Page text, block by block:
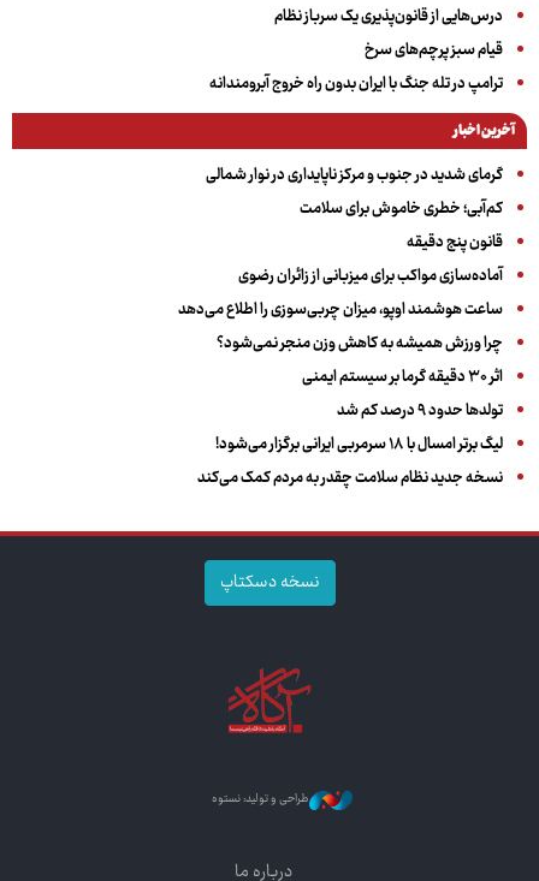
درس‌هایی از قانون‌پذیری یک سرباز نظام
قیام سبز پرچم‌های سرخ
ترامپ در تله جنگ با ایران بدون راه خروج آبرومندانه
آخرین اخبار
گرمای شدید در جنوب و مرکز ناپایداری در نوار شمالی
کم‌آبی؛ خطری خاموش برای سلامت
قانون پنج دقیقه
آماده‌سازی مواکب برای میزبانی از زائران رضوی
ساعت هوشمند اوپو، میزان چربی‌سوزی را اطلاع می‌دهد
چرا ورزش همیشه به کاهش وزن منجر نمی‌شود؟
اثر ۳۰ دقیقه گرما بر سیستم ایمنی
تولدها حدود ۹ درصد کم شد
لیگ برتر امسال با ۱۸ سرمربی ایرانی برگزار می‌شود!
نسخه جدید نظام سلامت چقدر به مردم کمک می‌کند
نسخه دسکتاپ
طراحی و تولید: نستوه
درباره ما